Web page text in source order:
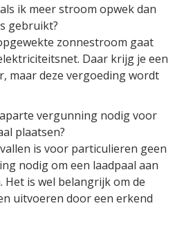
ik meer stroom opwek dan
gebruikt?
zonnestroom gaat
Daar krijg je een
maar deze vergoeding wordt
vergunning nodig voor
plaatsen?
is voor particulieren geen
nodig om een laadpaal aan
Het is wel belangrijk om de
uitvoeren door een erkend